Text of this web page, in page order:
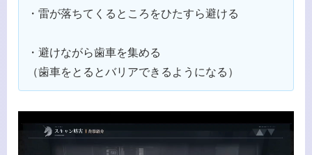
・雷が落ちてくるところをひたすら避ける
・避けながら歯車を集める
（歯車をとるとバリアできるようになる）